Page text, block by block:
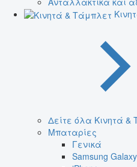
Δείτε όλα Κινητά &
Μπαταρίες
Γενικά
Samsung Galaxy